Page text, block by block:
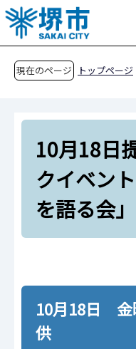
こ
の
ペ
現在のページ トップページ
報道提供資料
令和6年
10月18日
働き方を語
10月18日
クイベン
を語る会
10月18日
供